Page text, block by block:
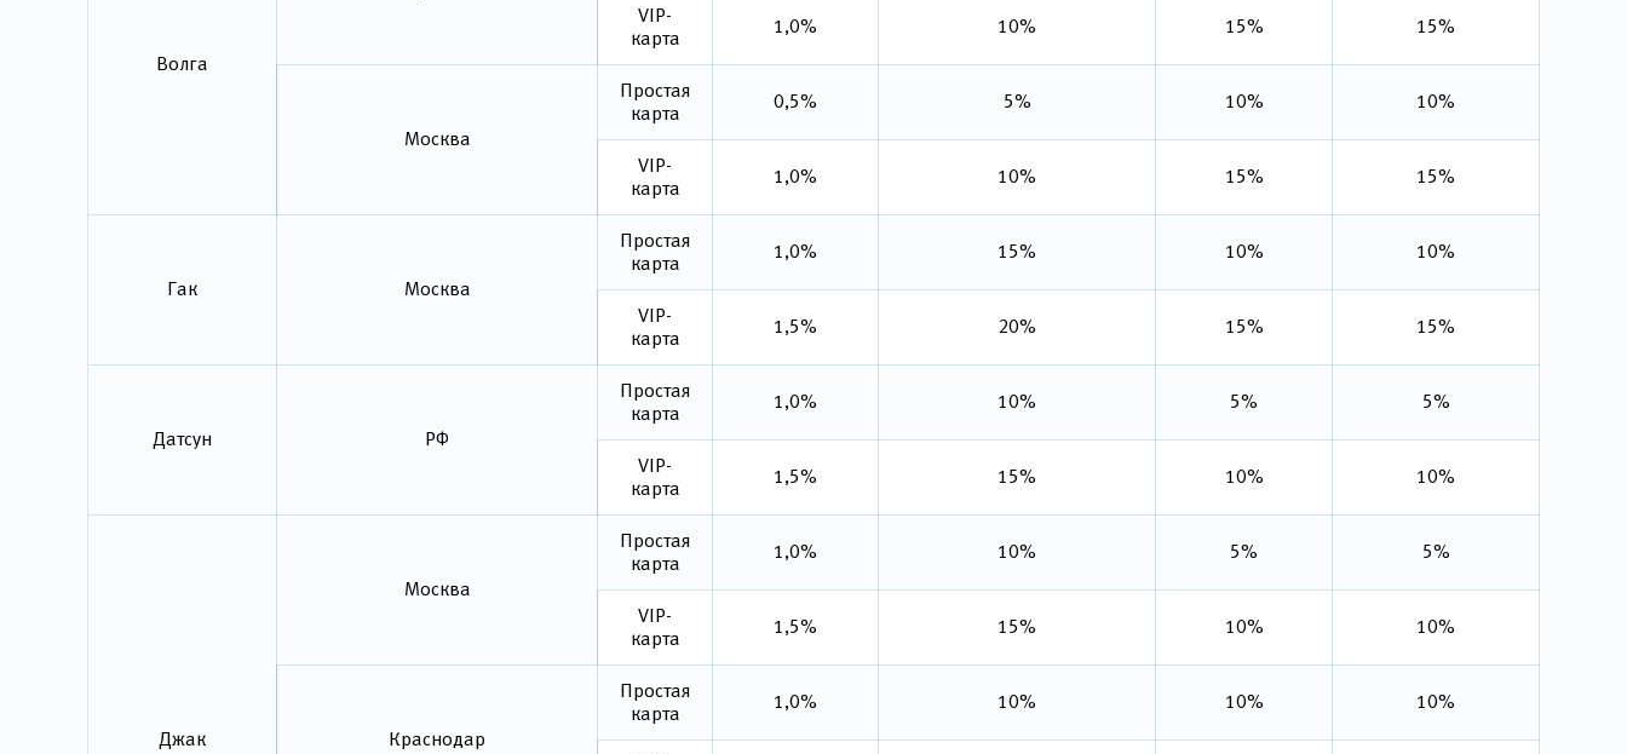
Волга
VIP-
карта
1,0% 10% 15% 15%
Москва
Простая
карта
0,5% 5% 10% 10%
VIP-
карта
1,0% 10% 15% 15%
Гак Москва
Простая
карта
1,0% 15% 10% 10%
VIP-
карта
1,5% 20% 15% 15%
Датсун РФ
Простая
карта
1,0% 10% 5% 5%
VIP-
карта
1,5% 15% 10% 10%
Джак
Москва
Простая
карта
1,0% 10% 5% 5%
VIP-
карта
1,5% 15% 10% 10%
Краснодар
Простая
карта
1,0% 10% 10% 10%